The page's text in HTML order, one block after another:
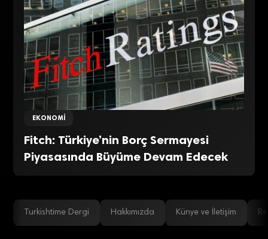
EKONOMI
Fitch: Türkiye’nin Borç Sermayesi
Piyasasında Büyüme Devam Edecek
Turkishtime Dergi Hakkımızda Künye ve İletişim